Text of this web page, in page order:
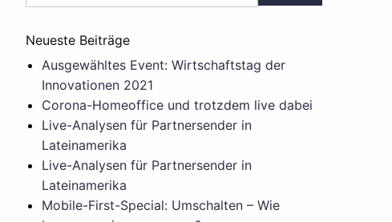
Neueste Beiträge
Ausgewähltes Event: Wirtschaftstag der
Innovationen 2021
Corona-Homeoffice und trotzdem live dabei
Live-Analysen für Partnersender in
Lateinamerika
Live-Analysen für Partnersender in
Lateinamerika
Mobile-First-Special: Umschalten – Wie